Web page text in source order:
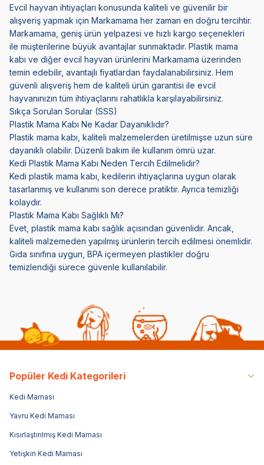
Evcil hayvan ihtiyaçları konusunda kaliteli ve güvenilir bir
alışveriş yapmak için Markamama her zaman en doğru tercihtir.
Markamama, geniş ürün yelpazesi ve hızlı kargo seçenekleri
ile müşterilerine büyük avantajlar sunmaktadır. Plastik mama
kabı ve diğer evcil hayvan ürünlerini Markamama üzerinden
temin edebilir, avantajlı fiyatlardan faydalanabilirsiniz. Hem
güvenli alışveriş hem de kaliteli ürün garantisi ile evcil
hayvanınızın tüm ihtiyaçlarını rahatlıkla karşılayabilirsiniz.
Sıkça Sorulan Sorular (SSS)
Plastik Mama Kabı Ne Kadar Dayanıklıdır?
Plastik mama kabı, kaliteli malzemelerden üretilmişse uzun süre
dayanıklı olabilir. Düzenli bakım ile kullanım ömrü uzar.
Kedi Plastik Mama Kabı Neden Tercih Edilmelidir?
Kedi plastik mama kabı, kedilerin ihtiyaçlarına uygun olarak
tasarlanmış ve kullanımı son derece pratiktir. Ayrıca temizliği
kolaydır.
Plastik Mama Kabı Sağlıklı Mı?
Evet, plastik mama kabı sağlık açısından güvenlidir. Ancak,
kaliteli malzemeden yapılmış ürünlerin tercih edilmesi önemlidir.
Gıda sınıfına uygun, BPA içermeyen plastikler doğru
temizlendiği sürece güvenle kullanılabilir.
Popüler Kedi Kategorileri
Kedi Maması
Yavru Kedi Maması
Kısırlaştırılmış Kedi Maması
Yetişkin Kedi Maması